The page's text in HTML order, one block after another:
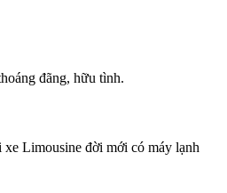
đãng, hữu tình.
Limousine đời mới có máy lạnh